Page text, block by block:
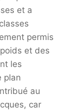
et a
permis
et des
les
plan
au
car